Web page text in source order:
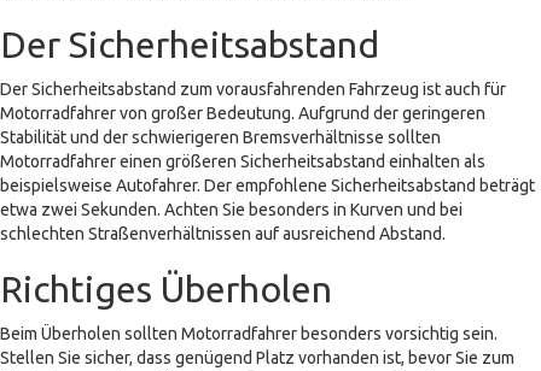
Der Sicherheitsabstand
Der Sicherheitsabstand zum vorausfahrenden Fahrzeug ist auch für
Motorradfahrer von großer Bedeutung. Aufgrund der geringeren
Stabilität und der schwierigeren Bremsverhältnisse sollten
Motorradfahrer einen größeren Sicherheitsabstand einhalten als
beispielsweise Autofahrer. Der empfohlene Sicherheitsabstand beträgt
etwa zwei Sekunden. Achten Sie besonders in Kurven und bei
schlechten Straßenverhältnissen auf ausreichend Abstand.
Richtiges Überholen
Beim Überholen sollten Motorradfahrer besonders vorsichtig sein.
Stellen Sie sicher, dass genügend Platz vorhanden ist, bevor Sie zum